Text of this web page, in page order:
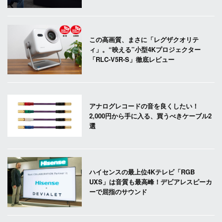
この高画質、まさに「レグザクオリテ
ィ」。“映える”小型4Kプロジェクター
「RLC-V5R-S」徹底レビュー
アナログレコードの音を良くしたい！
2,000円から手に入る、買うべきケーブル2
選
ハイセンスの最上位4Kテレビ「RGB
UXS」は音質も最高峰！デビアレスピーカ
ーで屈指のサウンド